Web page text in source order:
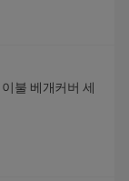
불 베개커버 세